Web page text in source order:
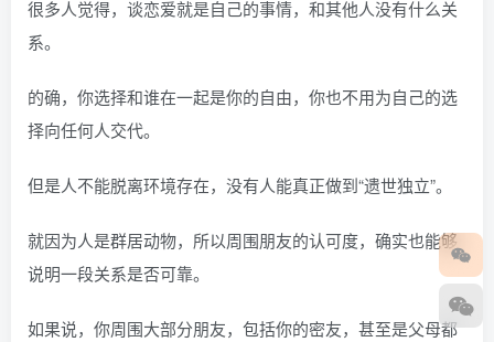
很多人觉得，谈恋爱就是自己的事情，和其他人没有什么关
系。
的确，你选择和谁在一起是你的自由，你也不用为自己的选
择向任何人交代。
但是人不能脱离环境存在，没有人能真正做到“遗世独立”。
就因为人是群居动物，所以周围朋友的认可度，确实也能够
说明一段关系是否可靠。
如果说，你周围大部分朋友，包括你的密友，甚至是父母都